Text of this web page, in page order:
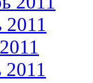
2011
2011